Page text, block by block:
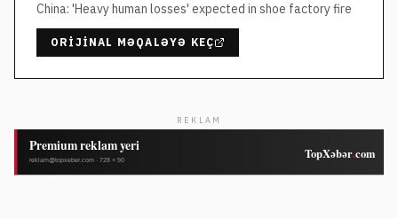
China: 'Heavy human losses' expected in shoe factory fire
ORIJINAL MƏQALƏYƏ KEÇ
REKLAM